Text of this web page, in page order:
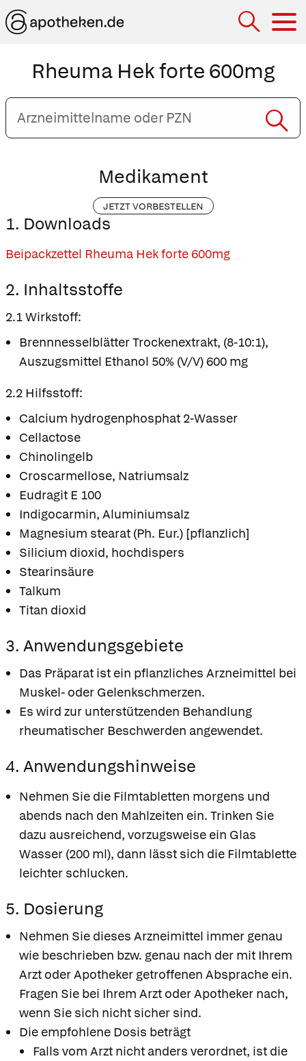
Rheuma Hek forte 600mg
Arzneimittelname
oder
PZN
Medikament
JETZT VORBESTELLEN
1. Downloads
Beipackzettel Rheuma Hek forte 600mg
2. Inhaltsstoffe
2.1 Wirkstoff:
Brennnesselblätter Trockenextrakt, (8-10:1),
Auszugsmittel Ethanol 50% (V/V) 600 mg
2.2 Hilfsstoff:
Calcium hydrogenphosphat 2-Wasser
Cellactose
Chinolingelb
Croscarmellose, Natriumsalz
Eudragit E 100
Indigocarmin, Aluminiumsalz
Magnesium stearat (Ph. Eur.) [pflanzlich]
Silicium dioxid, hochdispers
Stearinsäure
Talkum
Titan dioxid
3. Anwendungsgebiete
Das Präparat ist ein pflanzliches Arzneimittel bei
Muskel- oder Gelenkschmerzen.
Es wird zur unterstützenden Behandlung
rheumatischer Beschwerden angewendet.
4. Anwendungshinweise
Nehmen Sie die Filmtabletten morgens und
abends nach den Mahlzeiten ein. Trinken Sie
dazu ausreichend, vorzugsweise ein Glas
Wasser (200 ml), dann lässt sich die Filmtablette
leichter schlucken.
5. Dosierung
Nehmen Sie dieses Arzneimittel immer genau
wie beschrieben bzw. genau nach der mit Ihrem
Arzt oder Apotheker getroffenen Absprache ein.
Fragen Sie bei Ihrem Arzt oder Apotheker nach,
wenn Sie sich nicht sicher sind.
Die empfohlene Dosis beträgt
Falls vom Arzt nicht anders verordnet, ist die